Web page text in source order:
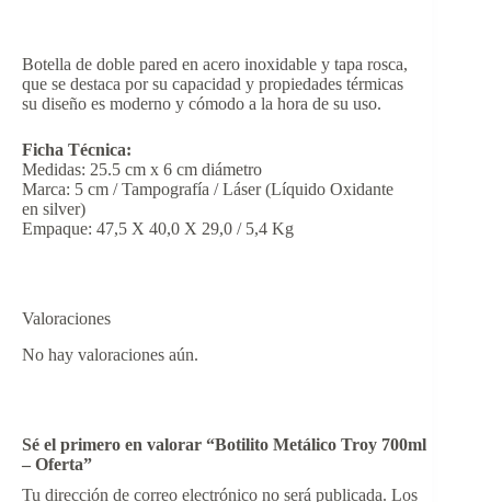
Botella de doble pared en acero inoxidable y tapa rosca,
que se destaca por su capacidad y propiedades térmicas
su diseño es moderno y cómodo a la hora de su uso.
Ficha Técnica:
Medidas: 25.5 cm x 6 cm diámetro
Marca: 5 cm / Tampografía / Láser (Líquido Oxidante
en silver)
Empaque: 47,5 X 40,0 X 29,0 / 5,4 Kg
Valoraciones
No hay valoraciones aún.
Sé el primero en valorar “Botilito Metálico Troy 700ml
– Oferta”
Tu dirección de correo electrónico no será publicada. Los